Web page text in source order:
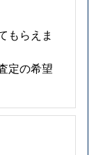
もらえま
定の希望